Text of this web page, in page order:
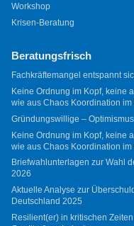
Workshop
Krisen-Beratung
Beratungsfrisch
Fachkräftemangel entspannt
Keine Ordnung im Kopf, keine
wie aus Chaos Koordination
Gründungswillige –
Keine Ordnung im Kopf, keine
wie aus Chaos Koordination
Briefwahlunterlagen zur Wahl
2026
Aktuelle Analyse zur
Deutschland 2025
Resilient(er) in kritischen